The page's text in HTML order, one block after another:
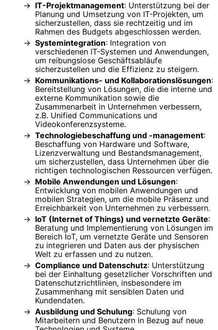
IT-Projektmanagement: Unterstützung bei der
Planung und Umsetzung von IT-Projekten, um
sicherzustellen, dass sie rechtzeitig und im
Rahmen des Budgets abgeschlossen werden.
Systemintegration: Integration von
verschiedenen IT-Systemen und Anwendungen,
um reibungslose Geschäftsabläufe
sicherzustellen und die Effizienz zu steigern.
Kommunikations- und Kollaborationslösungen:
Bereitstellung von Lösungen, die die interne und
externe Kommunikation sowie die
Zusammenarbeit in Unternehmen verbessern,
z.B. Unified Communications und
Videokonferenzsysteme.
Technologiebeschaffung und -management:
Beschaffung von Hardware und Software,
Lizenzverwaltung und Bestandsmanagement,
um sicherzustellen, dass Unternehmen über die
richtigen technologischen Ressourcen verfügen.
Mobile Anwendungen und Lösungen:
Entwicklung von mobilen Anwendungen und
mobilen Strategien, um die mobile Präsenz und
Erreichbarkeit von Unternehmen zu verbessern.
IoT (Internet of Things) und vernetzte Geräte:
Beratung und Implementierung von Lösungen im
Bereich IoT, um vernetzte Geräte und Sensoren
zu integrieren und Daten aus der physischen
Welt zu erfassen und zu nutzen.
Compliance und Datenschutz: Unterstützung
bei der Einhaltung gesetzlicher Vorschriften und
Datenschutzrichtlinien, insbesondere im
Zusammenhang mit sensiblen Daten und
Kundendaten.
Ausbildung und Schulung: Schulung von
Mitarbeitern und Benutzern in Bezug auf neue